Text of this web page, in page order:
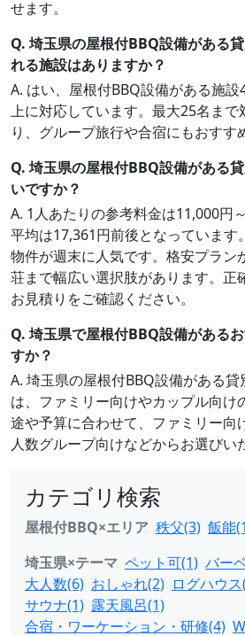
せます。
Q. 埼玉県の屋根付BBQ設備がある
れる施設はありますか？
A. はい、屋根付BBQ設備がある施
上に対応しています。最大25名まで
り、グループ旅行や合宿にもおすす
Q. 埼玉県の屋根付BBQ設備がある
いですか？
A. 1人あたりの参考料金は11,000円
平均は17,361円前後となっています
物件が週末に人気です。格安プラン
荘まで幅広い選択肢があります。正
お見積りをご確認ください。
Q. 埼玉県で屋根付BBQ設備がある
すか？
A. 埼玉県の屋根付BBQ設備がある
は、ファミリー向けやカップル向け
途や予算に合わせて、ファミリー向
人数グループ向けなどからお選びい
カテゴリ検索
屋根付BBQ×エリア 秩父(3) 飯能
埼玉県×テーマ ペット可(1) バー
大人数(6) おしゃれ(2) ログハウ
サウナ(1) 露天風呂(1)
合宿・ワーケーション・研修(4)